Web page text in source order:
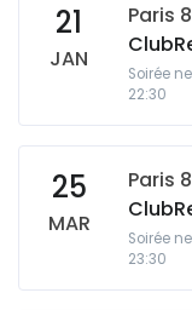
21
JAN
Paris
Soirée
22:30
25
MAR
Paris
Soirée
23:30